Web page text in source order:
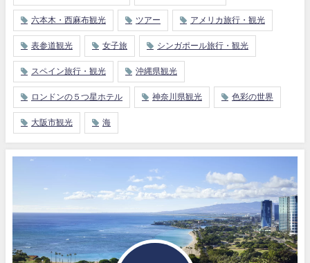
六本木・西麻布観光 ツアー アメリカ旅行・観光
表参道観光 女子旅 シンガポール旅行・観光
スペイン旅行・観光 沖縄県観光
ロンドンの５つ星ホテル 神奈川県観光 色彩の世界
大阪市観光 海